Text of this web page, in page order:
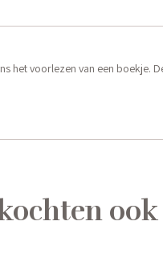
voorlezen van een boekje.
ook